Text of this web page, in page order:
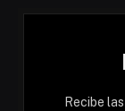
Recibe